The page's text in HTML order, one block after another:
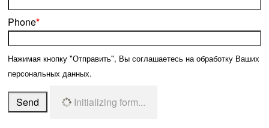
Phone*
Нажимая кнопку "Отправить", Вы соглашаетесь на обработку Ваших
персональных данных.
Send Initializing form...